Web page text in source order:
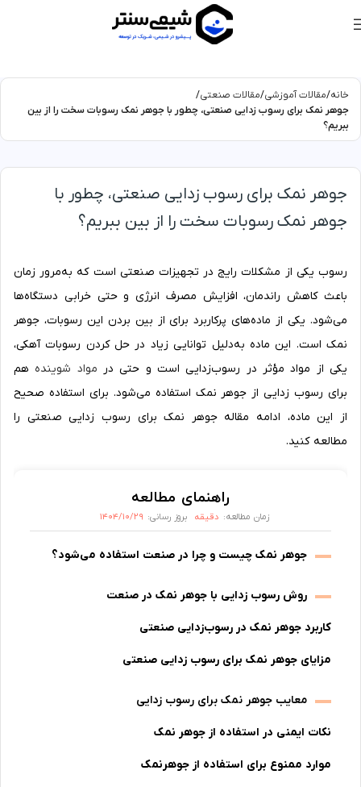
خانه مقالات آموزشی مقالات صنعتی
جوهر نمک برای رسوب زدایی صنعتی، چطور با جوهر نمک رسوبات سخت را از بین
ببریم؟
جوهر نمک برای رسوب زدایی صنعتی، چطور با
جوهر نمک رسوبات سخت را از بین ببریم؟
رسوب‌ یکی از مشکلات رایج در تجهیزات صنعتی است که به‌مرور زمان
باعث کاهش راندمان، افزایش مصرف انرژی و حتی خرابی دستگاه‌ها
می‌شود. یکی از ماده‌های پرکاربرد برای از بین بردن این رسوبات، جوهر
نمک است. این ماده به‌دلیل توانایی زیاد در حل کردن رسوبات آهکی،
یکی از مواد مؤثر در رسوب‌زدایی است و حتی در مواد شوینده هم
برای رسوب زدایی از جوهر نمک استفاده می‌شود. برای استفاده صحیح
از این ماده، ادامه مقاله جوهر نمک برای رسوب زدایی صنعتی را
مطالعه کنید.
راهنمای مطالعه
زمان مطالعه: دقیقه بروز رسانی: ۱۴۰۴/۱۰/۲۹
جوهر نمک چیست و چرا در صنعت استفاده می‌شود؟
روش رسوب زدایی با جوهر نمک در صنعت
کاربرد جوهر نمک در رسوب‌زدایی صنعتی
مزایای جوهر نمک برای رسوب زدایی صنعتی
معایب جوهر نمک برای رسوب زدایی
نکات ایمنی در استفاده از جوهر نمک
موارد ممنوع برای استفاده از جوهرنمک